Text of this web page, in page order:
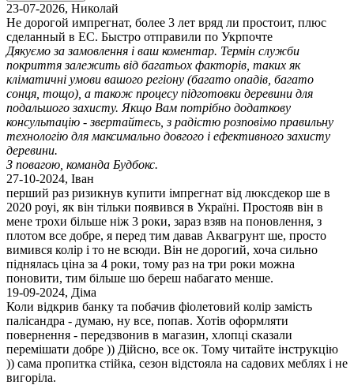
23-07-2026, Николай
Не дорогой импрегнат, более 3 лет вряд ли простоит, плюс
сделанный в ЕС. Быстро отправили по Укрпочте
Дякуємо за замовлення і ваш коментар. Термін служби
покриття залежить від багатьох факторів, таких як
кліматичні умови вашого регіону (багато опадів, багато
сонця, тощо), а також процесу підготовки деревини для
подальшого захисту. Якщо Вам потрібно додаткову
консультацію - звертайтесь, з радістю розповімо правильну
технологію для максимально довгого і ефективного захисту
деревини.
З повагою, команда Будбокс.
27-10-2024, Іван
перший раз ризикнув купити імпрегнат від люксдекор ше в
2020 роуі, як він тільки появився в Україні. Простояв він в
мене трохи більше ніж 3 роки, зараз взяв на поновлення, з
плотом все добре, я перед тим давав Аквагрунт ше, просто
вимився колір і то не всюди. Він не дорогий, хоча сильно
піднялась ціна за 4 роки, тому раз на три роки можна
поновити, тим більше шо береш набагато менше.
19-09-2024, Діма
Коли відкрив банку та побачив фіолетовий колір замість
палісандра - думаю, ну все, попав. Хотів оформляти
повернення - передзвонив в магазин, хлопці сказали
перемішати добре )) Дійсно, все ок. Тому читайте інструкцію
)) сама пропитка стійка, сезон відстояла на садових меблях і не
вигоріла.